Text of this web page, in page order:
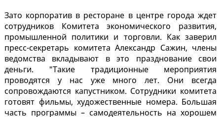
Зато корпоратив в ресторане в центре города ждет
сотрудников Комитета экономического развития,
промышленной политики и торговли. Как заверил
пресс-секретарь комитета Александр Сажин, члены
ведомства вкладывают в это празднование свои
деньги. "Такие традиционные мероприятия
проводятся у нас уже много лет. Они всегда
сопровождаются капустником. Сотрудники комитета
готовят фильмы, художественные номера. Большая
часть программы – самодеятельность на хорошем